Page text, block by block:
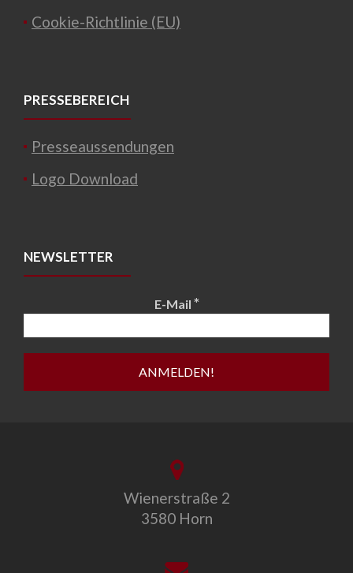
Cookie-Richtlinie (EU)
PRESSEBEREICH
Presseaussendungen
Logo Download
NEWSLETTER
E-Mail *
Wienerstraße 2
3580 Horn